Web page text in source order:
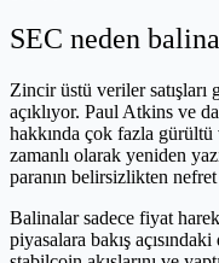
SEC neden
Zincir üstü veriler
açıklıyor. Paul Atkins ve
hakkında çok fazla
zamanlı olarak yeniden
paranın belirsizlikten
Balinalar sadece fiyat
piyasalara bakış